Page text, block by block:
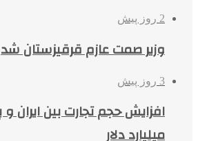
2 روز پیش
وزیر صمت عازم قرقیزستان شد
3 روز پیش
میلیارد دلار